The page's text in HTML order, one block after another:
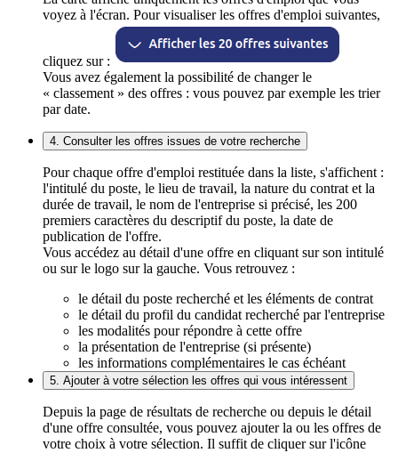
voyez à l'écran. Pour visualiser les offres d'emploi suivantes,
cliquez sur :
Vous avez également la possibilité de changer le
« classement » des offres : vous pouvez par exemple les trier
par date.
4. Consulter les offres issues de votre recherche
Pour chaque offre d'emploi restituée dans la liste, s'affichent :
l'intitulé du poste, le lieu de travail, la nature du contrat et la
durée de travail, le nom de l'entreprise si précisé, les 200
premiers caractères du descriptif du poste, la date de
publication de l'offre.
Vous accédez au détail d'une offre en cliquant sur son intitulé
ou sur le logo sur la gauche. Vous retrouvez :
le détail du poste recherché et les éléments de contrat
le détail du profil du candidat recherché par l'entreprise
les modalités pour répondre à cette offre
la présentation de l'entreprise (si présente)
les informations complémentaires le cas échéant
5. Ajouter à votre sélection les offres qui vous intéressent
Depuis la page de résultats de recherche ou depuis le détail
d'une offre consultée, vous pouvez ajouter la ou les offres de
votre choix à votre sélection. Il suffit de cliquer sur l'icône